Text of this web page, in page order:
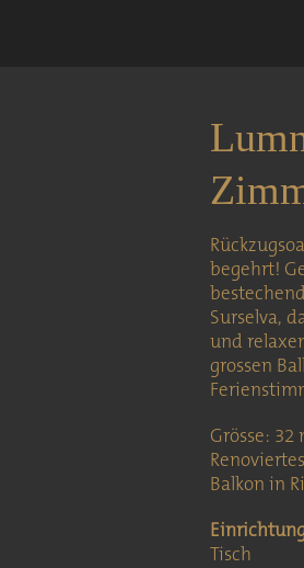
begehrt!
Surselva,
und
grossen
Grösse: 32
Balkon in
Tisch